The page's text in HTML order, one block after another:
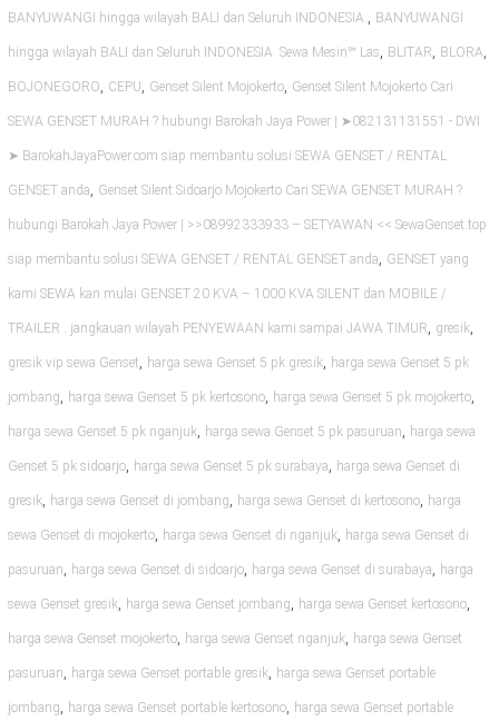
BANYUWANGI hingga wilayah BALI dan Seluruh INDONESIA., BANYUWANGI
hingga wilayah BALI dan Seluruh INDONESIA. Sewa Mesin℠ Las, BLITAR, BLORA,
BOJONEGORO, CEPU, Genset Silent Mojokerto, Genset Silent Mojokerto Cari
SEWA GENSET MURAH ? hubungi Barokah Jaya Power | ➤082131131551 - DWI
➤ BarokahJayaPower.com siap membantu solusi SEWA GENSET / RENTAL
GENSET anda, Genset Silent Sidoarjo Mojokerto Cari SEWA GENSET MURAH ?
hubungi Barokah Jaya Power | >>08992333933 – SETYAWAN << SewaGenset.top
siap membantu solusi SEWA GENSET / RENTAL GENSET anda, GENSET yang
kami SEWA kan mulai GENSET 20 KVA – 1000 KVA SILENT dan MOBILE /
TRAILER . jangkauan wilayah PENYEWAAN kami sampai JAWA TIMUR, gresik,
gresik vip sewa Genset, harga sewa Genset 5 pk gresik, harga sewa Genset 5 pk
jombang, harga sewa Genset 5 pk kertosono, harga sewa Genset 5 pk mojokerto,
harga sewa Genset 5 pk nganjuk, harga sewa Genset 5 pk pasuruan, harga sewa
Genset 5 pk sidoarjo, harga sewa Genset 5 pk surabaya, harga sewa Genset di
gresik, harga sewa Genset di jombang, harga sewa Genset di kertosono, harga
sewa Genset di mojokerto, harga sewa Genset di nganjuk, harga sewa Genset di
pasuruan, harga sewa Genset di sidoarjo, harga sewa Genset di surabaya, harga
sewa Genset gresik, harga sewa Genset jombang, harga sewa Genset kertosono,
harga sewa Genset mojokerto, harga sewa Genset nganjuk, harga sewa Genset
pasuruan, harga sewa Genset portable gresik, harga sewa Genset portable
jombang, harga sewa Genset portable kertosono, harga sewa Genset portable